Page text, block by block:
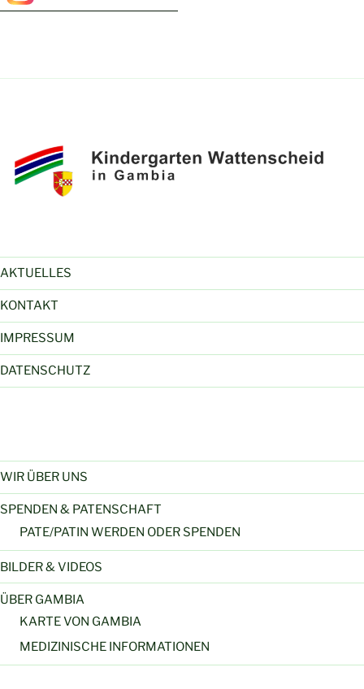
AKTUELLES
KONTAKT
IMPRESSUM
DATENSCHUTZ
WIR ÜBER UNS
SPENDEN & PATENSCHAFT
PATE/PATIN WERDEN ODER SPENDEN
BILDER & VIDEOS
ÜBER GAMBIA
KARTE VON GAMBIA
MEDIZINISCHE INFORMATIONEN